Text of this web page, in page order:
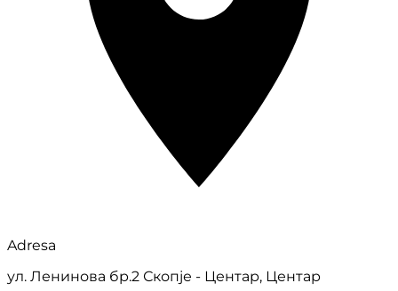
Adresa
ул. Ленинова бр.2 Скопје - Центар, Центар